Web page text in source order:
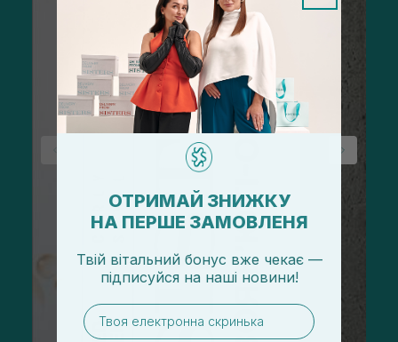
ОТРИМАЙ ЗНИЖКУ
НА ПЕРШЕ ЗАМОВЛЕНЯ
Твій вітальний бонус вже чекає —
підписуйся на наші новини!
email